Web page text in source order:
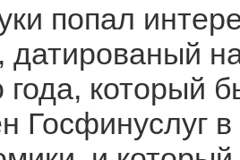
попал
датированый
года, который
Госфинуслуг